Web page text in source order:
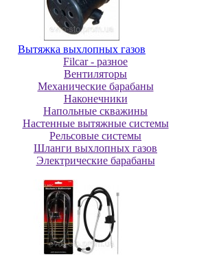
Вытяжка выхлопных газов
Filcar - разное
Вентиляторы
Механические барабаны
Наконечники
Напольные скважины
Настенные вытяжные системы
Рельсовые системы
Шланги выхлопных газов
Электрические барабаны